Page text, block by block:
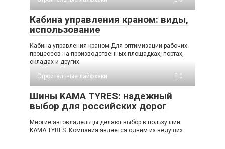
Кабина управления краном: виды,
использование
Кабина управления краном Для оптимизации рабочих
процессов на производственных площадках, портах,
складах и других
Строительные лайфхаки
0
Шины KAMA TYRES: надежный
выбор для российских дорог
Многие автовладельцы делают выбор в пользу шин
KAMA TYRES. Компания является одним из ведущих